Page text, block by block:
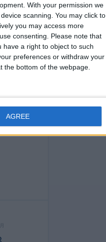
With your permission we
scanning. You may click to
you may access more
consenting.
Please note that
a right to object to such
preferences or withdraw your
the bottom of the webpage.
AGREE